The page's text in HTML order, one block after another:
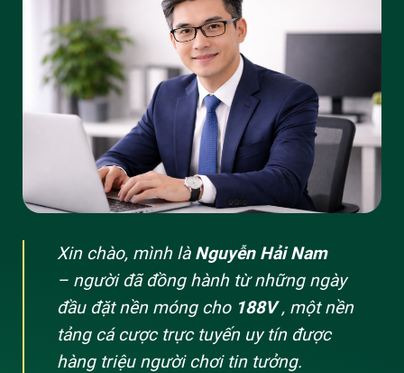
Xin chào, mình là Nguyễn Hải Nam
– người đã đồng hành từ những ngày
đầu đặt nền móng cho 188V, một nền
tảng cá cược trực tuyến uy tín được
hàng triệu người chơi tin tưởng.